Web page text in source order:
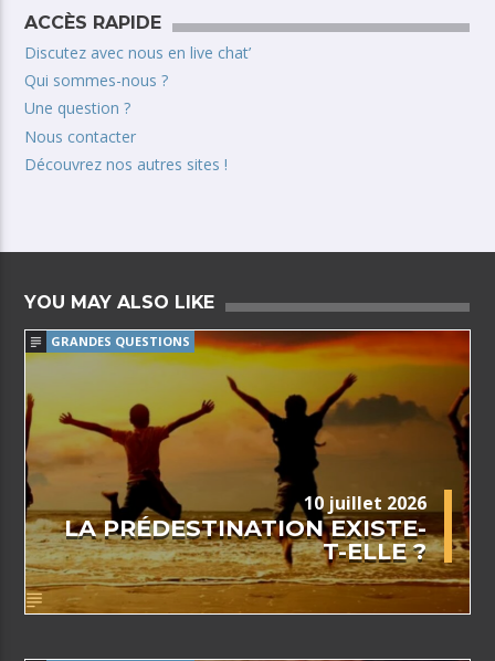
ACCÈS RAPIDE
Discutez avec nous en live chat’
Qui sommes-nous ?
Une question ?
Nous contacter
Découvrez nos autres sites !
YOU MAY ALSO LIKE
GRANDES QUESTIONS
10 juillet 2026
LA PRÉDESTINATION EXISTE-
T-ELLE ?